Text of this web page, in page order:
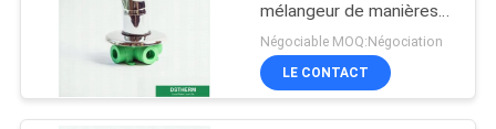
mélangeur de manières
de Ppr trois
Négociable MOQ:Négociation
LE CONTACT